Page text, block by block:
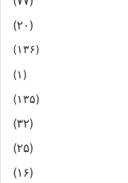
(۲۰)
(۱۳۶)
(۱)
(۱۳۵)
(۳۲)
(۲۵)
(۱۶)